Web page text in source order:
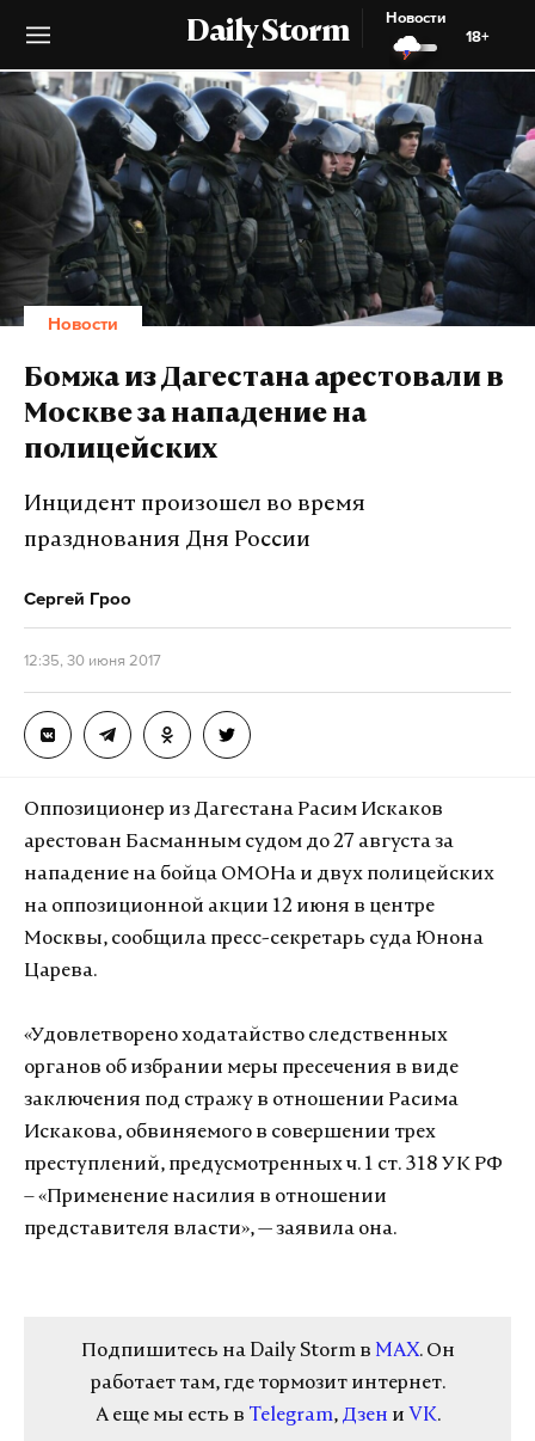
Daily Storm
Новости
18+
Новости
Бомжа из Дагестана арестовали в
Москве за нападение на
полицейских
Инцидент произошел во время
празднования Дня России
Сергей Гроо
12:35, 30 июня 2017
Оппозиционер из Дагестана Расим Искаков
арестован Басманным судом до 27 августа за
нападение на бойца ОМОНа и двух полицейских
на оппозиционной акции 12 июня в центре
Москвы, сообщила пресс-секретарь суда Юнона
Царева.
«Удовлетворено ходатайство следственных
органов об избрании меры пресечения в виде
заключения под стражу в отношении Расима
Искакова, обвиняемого в совершении трех
преступлений, предусмотренных ч. 1 ст. 318 УК РФ
– «Применение насилия в отношении
представителя власти», — заявила она.
Подпишитесь на Daily Storm в MAX. Он
работает там, где тормозит интернет.
А еще мы есть в Telegram, Дзен и VK.